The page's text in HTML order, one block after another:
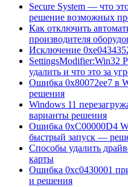
Secure System — что
решение возможных
Как отключить
производителя
Исключение
SettingsModifier:Win32
удалить и что это за
Ошибка 0x80072ee7 в
решения
Windows 11
варианты решения
Ошибка 0xC00000D4
быстрый запуск —
Способы удалить
карты
Ошибка 0xc0430001
и решения